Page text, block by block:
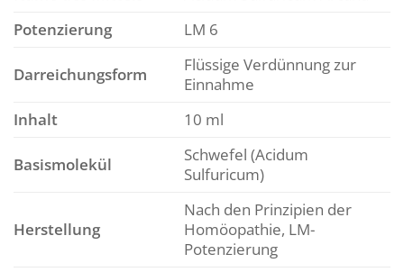
Potenzierung
LM 6
Darreichungsform
Flüssige Verdünnung zur
Einnahme
Inhalt
10 ml
Basismolekül
Schwefel (Acidum
Sulfuricum)
Herstellung
Nach den Prinzipien der
Homöopathie, LM-
Potenzierung